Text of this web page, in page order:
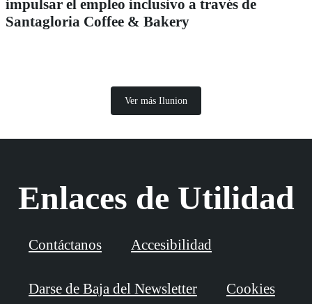
impulsar el empleo inclusivo a través de
Santagloria Coffee & Bakery
Ver más Ilunion
Enlaces de Utilidad
Contáctanos Accesibilidad
Darse de Baja del Newsletter Cookies